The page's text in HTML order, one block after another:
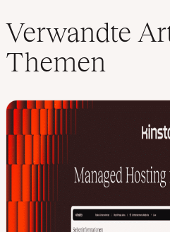
Verwandte
Themen